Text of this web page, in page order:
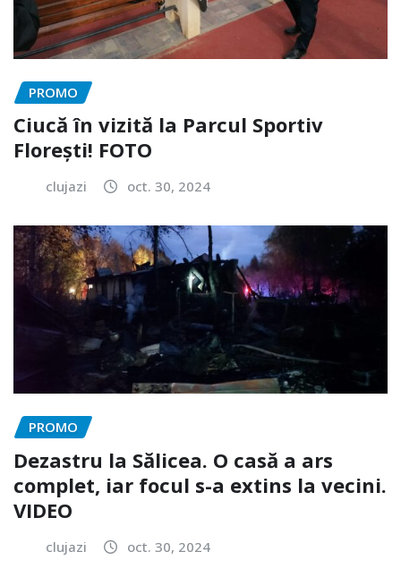
PROMO
Ciucă în vizită la Parcul Sportiv
Florești! FOTO
clujazi oct. 30, 2024
PROMO
Dezastru la Sălicea. O casă a ars
complet, iar focul s-a extins la vecini.
VIDEO
clujazi oct. 30, 2024